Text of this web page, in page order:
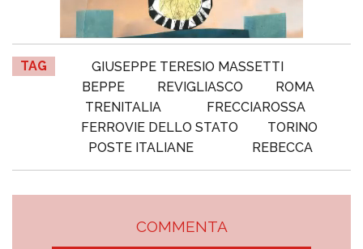
TAG
GIUSEPPE TERESIO MASSETTI
BEPPE
REVIGLIASCO
ROMA
TRENITALIA
FRECCIAROSSA
FERROVIE DELLO STATO
TORINO
POSTE ITALIANE
REBECCA
COMMENTA